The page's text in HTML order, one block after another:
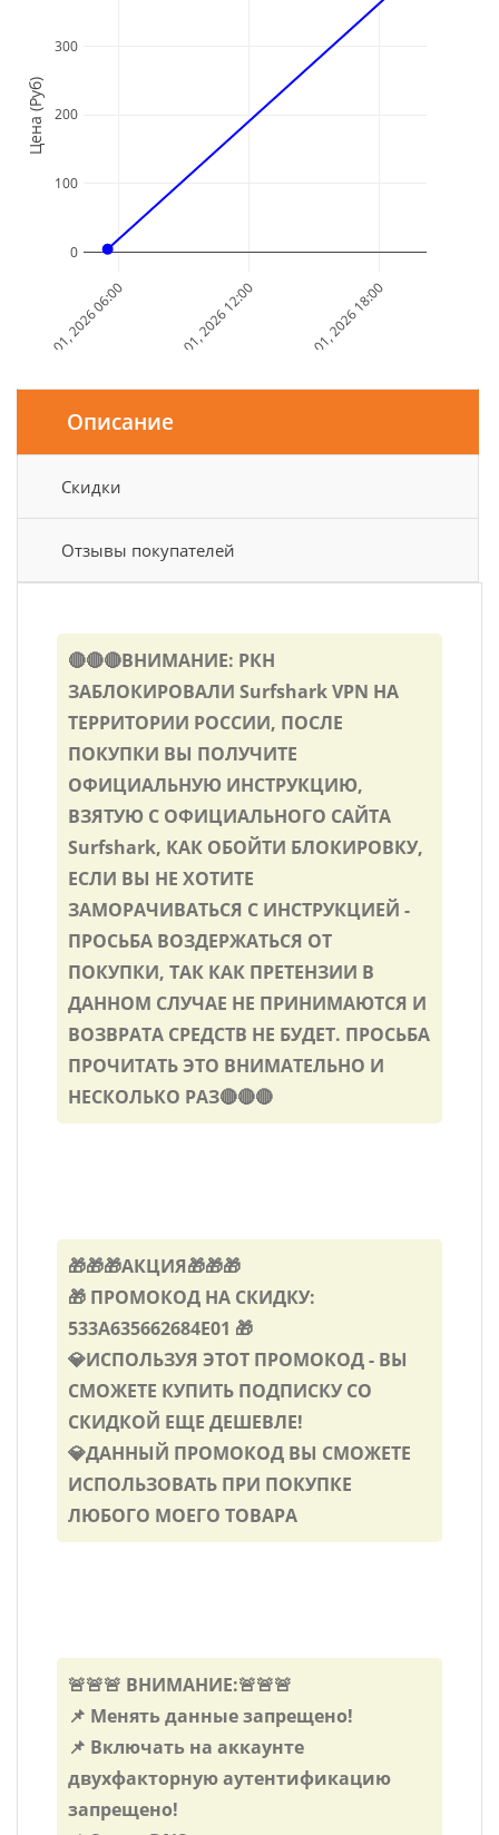
Aug 01, 2026 06:00 Aug 01, 2026 12:00 Aug 01, 2026 18:00
0
100
200
300
Дата и Время
Цена (Руб)
Описание
Скидки
Отзывы покупателей
🔴🔴🔴ВНИМАНИЕ: РКН
ЗАБЛОКИРОВАЛИ Surfshark VPN НА
ТЕРРИТОРИИ РОССИИ, ПОСЛЕ
ПОКУПКИ ВЫ ПОЛУЧИТЕ
ОФИЦИАЛЬНУЮ ИНСТРУКЦИЮ,
ВЗЯТУЮ С ОФИЦИАЛЬНОГО САЙТА
Surfshark, КАК ОБОЙТИ БЛОКИРОВКУ,
ЕСЛИ ВЫ НЕ ХОТИТЕ
ЗАМОРАЧИВАТЬСЯ С ИНСТРУКЦИЕЙ -
ПРОСЬБА ВОЗДЕРЖАТЬСЯ ОТ
ПОКУПКИ, ТАК КАК ПРЕТЕНЗИИ В
ДАННОМ СЛУЧАЕ НЕ ПРИНИМАЮТСЯ И
ВОЗВРАТА СРЕДСТВ НЕ БУДЕТ. ПРОСЬБА
ПРОЧИТАТЬ ЭТО ВНИМАТЕЛЬНО И
НЕСКОЛЬКО РАЗ🔴🔴🔴
🎁🎁🎁АКЦИЯ🎁🎁🎁
🎁 ПРОМОКОД НА СКИДКУ:
533A635662684E01 🎁
💎ИСПОЛЬЗУЯ ЭТОТ ПРОМОКОД - ВЫ
СМОЖЕТЕ КУПИТЬ ПОДПИСКУ СО
СКИДКОЙ ЕЩЕ ДЕШЕВЛЕ!
💎ДАННЫЙ ПРОМОКОД ВЫ СМОЖЕТЕ
ИСПОЛЬЗОВАТЬ ПРИ ПОКУПКЕ
ЛЮБОГО МОЕГО ТОВАРА
🚨🚨🚨 ВНИМАНИЕ:🚨🚨🚨
📌 Менять данные запрещено!
📌 Включать на аккаунте
двухфакторную аутентификацию
запрещено!